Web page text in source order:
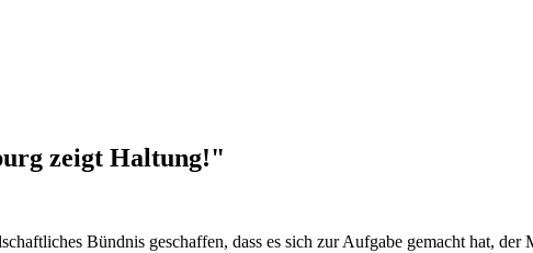
zeigt Haltung!"
Bündnis geschaffen, dass es sich zur Aufgabe gemacht hat,